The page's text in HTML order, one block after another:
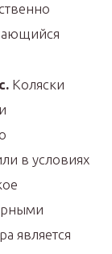
Коляски
в условиях
является